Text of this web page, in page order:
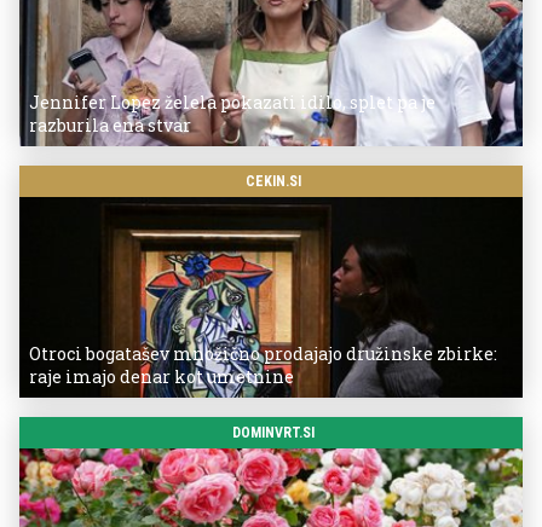
Jennifer Lopez želela pokazati idilo, splet pa je
razburila ena stvar
CEKIN.SI
Otroci bogatašev množično prodajajo družinske zbirke:
raje imajo denar kot umetnine
DOMINVRT.SI